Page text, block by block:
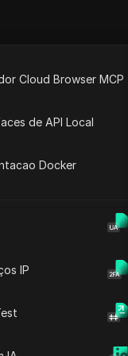
IP
Cloud Browser MCP
de API Local
Docker